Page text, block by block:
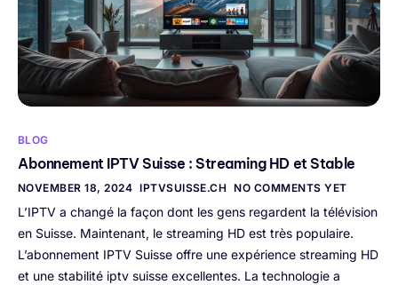
BLOG
Abonnement IPTV Suisse : Streaming HD et Stable
NOVEMBER 18, 2024 IPTVSUISSE.CH NO COMMENTS YET
L’IPTV a changé la façon dont les gens regardent la télévision
en Suisse. Maintenant, le streaming HD est très populaire.
L’abonnement IPTV Suisse offre une expérience streaming HD
et une stabilité iptv suisse excellentes. La technologie a